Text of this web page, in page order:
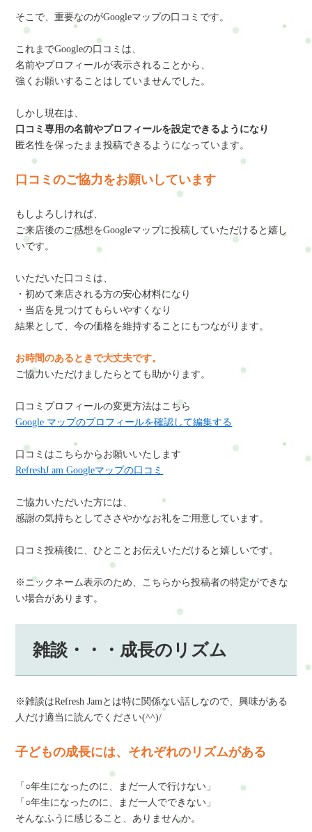
そこで、重要なのがGoogleマップの口コミです。
これまでGoogleの口コミは、
名前やプロフィールが表示されることから、
強くお願いすることはしていませんでした。
しかし現在は、
口コミ専用の名前やプロフィールを設定できるようになり
匿名性を保ったまま投稿できるようになっています。
口コミのご協力をお願いしています
もしよろしければ、
ご来店後のご感想をGoogleマップに投稿していただけると嬉し
いです。
いただいた口コミは、
・初めて来店される方の安心材料になり
・当店を見つけてもらいやすくなり
結果として、今の価格を維持することにもつながります。
お時間のあるときで大丈夫です。
ご協力いただけましたらとても助かります。
口コミプロフィールの変更方法はこちら
Google マップのプロフィールを確認して編集する
口コミはこちらからお願いいたします
RefreshJ am Googleマップの口コミ
ご協力いただいた方には、
感謝の気持ちとしてささやかなお礼をご用意しています。
口コミ投稿後に、ひとことお伝えいただけると嬉しいです。
※ニックネーム表示のため、こちらから投稿者の特定ができな
い場合があります。
雑談・・・成長のリズム
※雑談はRefresh Jamとは特に関係ない話しなので、興味がある
人だけ適当に読んでください(^^)/
子どもの成長には、それぞれのリズムがある
「○年生になったのに、まだ一人で行けない」
「○年生になったのに、まだ一人でできない」
そんなふうに感じること、ありませんか。